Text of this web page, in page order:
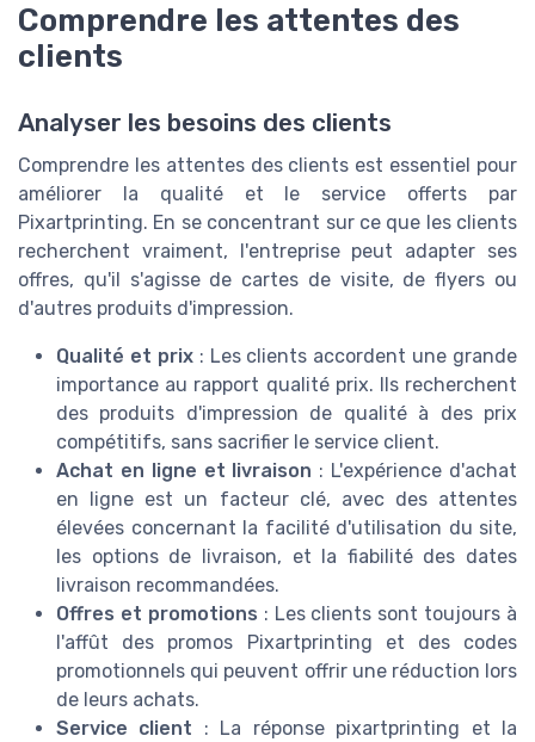
Comprendre les attentes des
clients
Analyser les besoins des clients
Comprendre les attentes des clients est essentiel pour
améliorer la qualité et le service offerts par
Pixartprinting. En se concentrant sur ce que les clients
recherchent vraiment, l'entreprise peut adapter ses
offres, qu'il s'agisse de cartes de visite, de flyers ou
d'autres produits d'impression.
Qualité et prix: Les clients accordent une grande
importance au rapport qualité prix. Ils recherchent
des produits d'impression de qualité à des prix
compétitifs, sans sacrifier le service client.
Achat en ligne et livraison : L'expérience d'achat
en ligne est un facteur clé, avec des attentes
élevées concernant la facilité d'utilisation du site,
les options de livraison, et la fiabilité des dates
livraison recommandées.
Offres et promotions : Les clients sont toujours à
l'affût des promos Pixartprinting et des codes
promotionnels qui peuvent offrir une réduction lors
de leurs achats.
Service client : La réponse pixartprinting et la